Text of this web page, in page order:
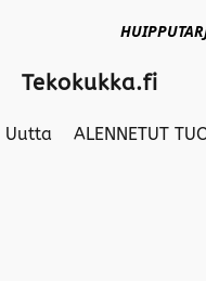
Tekokukka.fi
Uutta ALENNETUT